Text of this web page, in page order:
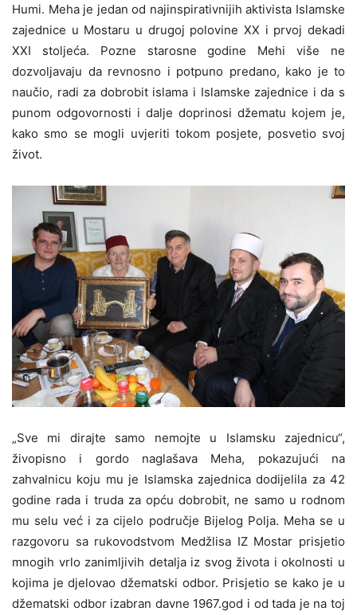
Humi. Meha je jedan od najinspirativnijih aktivista Islamske
zajednice u Mostaru u drugoj polovine XX i prvoj dekadi
XXI stoljeća. Pozne starosne godine Mehi više ne
dozvoljavaju da revnosno i potpuno predano, kako je to
naučio, radi za dobrobit islama i Islamske zajednice i da s
punom odgovornosti i dalje doprinosi džematu kojem je,
kako smo se mogli uvjeriti tokom posjete, posvetio svoj
život.
„Sve mi dirajte samo nemojte u Islamsku zajednicu“,
živopisno i gordo naglašava Meha, pokazujući na
zahvalnicu koju mu je Islamska zajednica dodijelila za 42
godine rada i truda za opću dobrobit, ne samo u rodnom
mu selu već i za cijelo područje Bijelog Polja. Meha se u
razgovoru sa rukovodstvom Medžlisa IZ Mostar prisjetio
mnogih vrlo zanimljivih detalja iz svog života i okolnosti u
kojima je djelovao džematski odbor. Prisjetio se kako je u
džematski odbor izabran davne 1967.god i od tada je na toj